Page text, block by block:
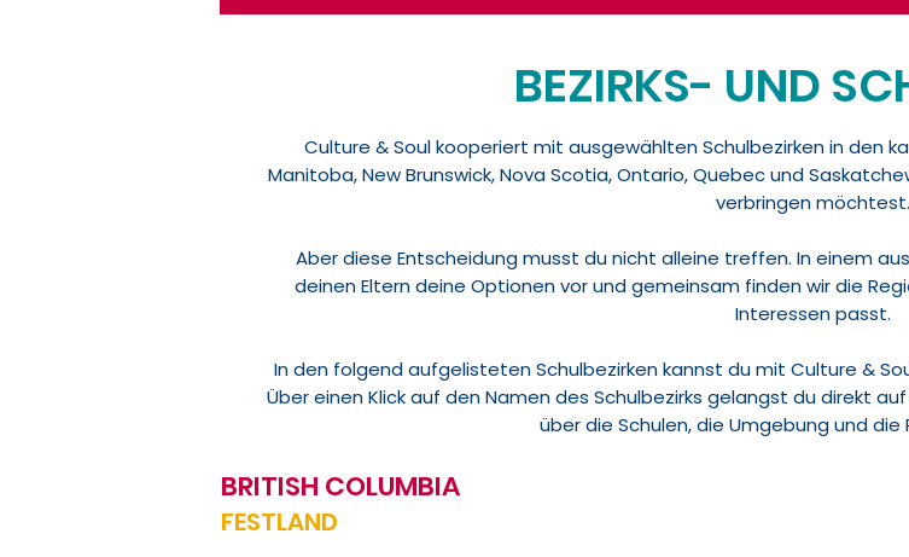
BEZIRKS- UND
Culture & Soul kooperiert mit ausgewählten Schulbezirken in den
Manitoba, New Brunswick, Nova Scotia, Ontario, Quebec und
verbringen möchtest.
Aber diese Entscheidung musst du nicht alleine treffen. In einem
deinen Eltern deine Optionen vor und gemeinsam finden wir die
Interessen passt.
In den folgend aufgelisteten Schulbezirken kannst du mit Culture &
Über einen Klick auf den Namen des Schulbezirks gelangst du direkt
über die Schulen, die Umgebung und
BRITISH COLUMBIA
FESTLAND